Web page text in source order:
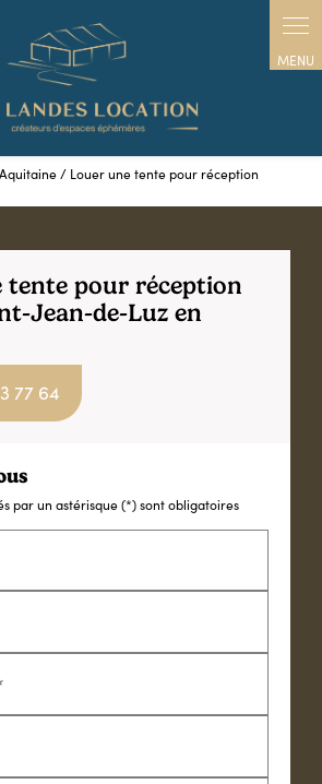
/ Louer une tente pour réception
tente pour réception
Jean-de-Luz en
77 64
par un astérisque (*) sont obligatoires